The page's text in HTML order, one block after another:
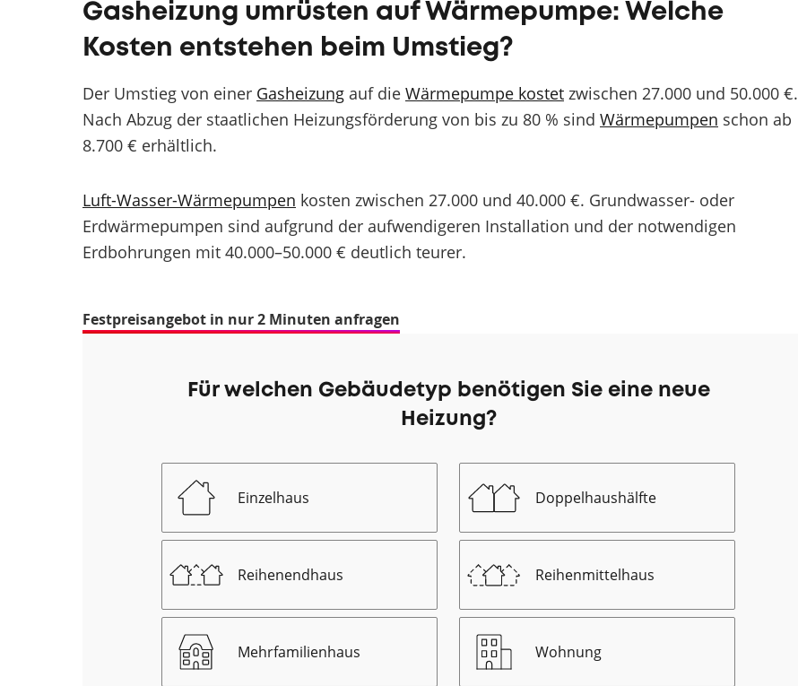
Gasheizung umrüsten auf Wärmepumpe: Welche
Kosten entstehen beim Umstieg?
Der Umstieg von einer Gasheizung auf die Wärmepumpe kostet zwischen 27.000 und 50.000 €.
Nach Abzug der staatlichen Heizungsförderung von bis zu 80 % sind Wärmepumpen schon ab
8.700 € erhältlich.
Luft-Wasser-Wärmepumpen kosten zwischen 27.000 und 40.000 €. Grundwasser- oder
Erdwärmepumpen sind aufgrund der aufwendigeren Installation und der notwendigen
Erdbohrungen mit 40.000–50.000 € deutlich teurer.
Festpreisangebot in nur 2 Minuten anfragen
Für welchen Gebäudetyp benötigen Sie eine neue
Heizung?
Einzelhaus Doppelhaushälfte
Reihenendhaus Reihenmittelhaus
Mehrfamilienhaus Wohnung